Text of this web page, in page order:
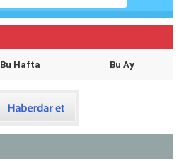
Bu Hafta Bu Ay